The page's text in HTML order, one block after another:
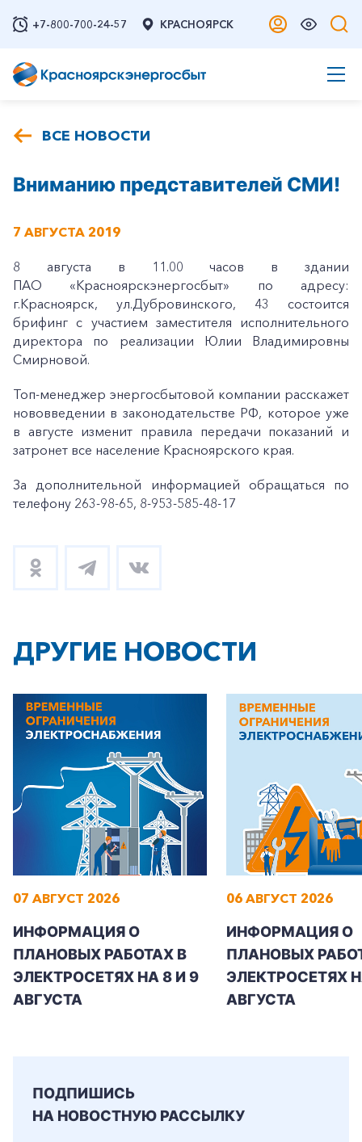
+7-800-700-24-57 КРАСНОЯРСК
Корпоративным клиентам
ВСЕ НОВОСТИ
Вниманию представителей СМИ!
7 АВГУСТА 2019
8 августа в 11.00 часов в здании
ПАО «Красноярскэнергосбыт» по адресу:
г.Красноярск, ул.Дубровинского, 43 состоится
брифинг с участием заместителя исполнительного
директора по реализации Юлии Владимировны
Смирновой.
Топ-менеджер энергосбытовой компании расскажет
нововведении в законодательстве РФ, которое уже
в августе изменит правила передачи показаний и
затронет все население Красноярского края.
За дополнительной информацией обращаться по
телефону 263-98-65, 8-953-585-48-17
ДРУГИЕ НОВОСТИ
07 АВГУСТ 2026
ИНФОРМАЦИЯ О
ПЛАНОВЫХ РАБОТАХ В
ЭЛЕКТРОСЕТЯХ НА 8 И 9
АВГУСТА
06 АВГУСТ 2026
ИНФОРМАЦИЯ О
ПЛАНОВЫХ
ЭЛЕКТРОСЕТЯХ
АВГУСТА
ПОДПИШИСЬ
НА НОВОСТНУЮ РАССЫЛКУ